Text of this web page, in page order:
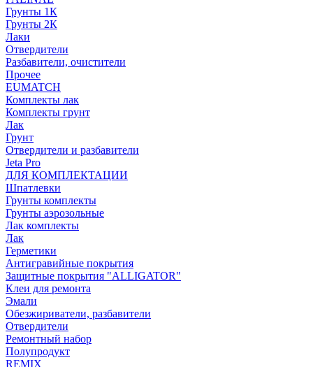
Грунты 1К
Грунты 2К
Лаки
Отвердители
Разбавители, очистители
Прочее
EUMATCH
Комплекты лак
Комплекты грунт
Лак
Грунт
Отвердители и разбавители
Jeta Pro
ДЛЯ КОМПЛЕКТАЦИИ
Шпатлевки
Грунты комплекты
Грунты аэрозольные
Лак комплекты
Лак
Герметики
Антигравийные покрытия
Защитные покрытия "ALLIGATOR"
Клеи для ремонта
Эмали
Обезжириватели, разбавители
Отвердители
Ремонтный набор
Полупродукт
REMIX